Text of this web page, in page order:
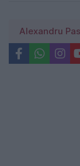
Alexandru